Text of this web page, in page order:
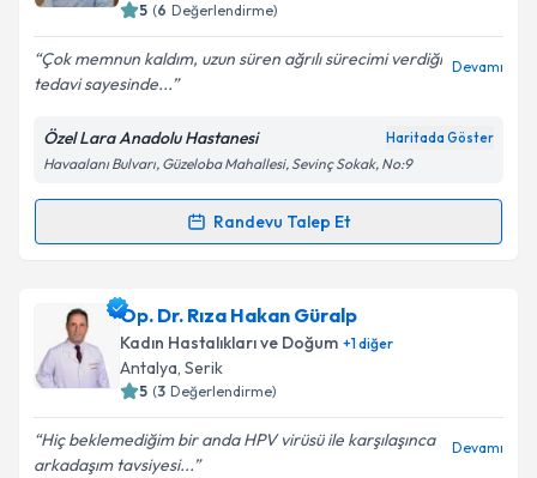
Kişisel verilerimin işlenmesine ilişkin
Aydınlatma
Metni'ni okudum ve kişisel verilerimin belirtilen
kapsamda işlenmesini kabul ediyorum.
5 (6 Değerlendirme)
Çok memnun kaldım, uzun süren ağrılı sürecimi verdiği
tedavi sayesinde...
Devamı
Özel Lara Anadolu Hastanesi Haritada Göster
Havaalanı Bulvarı, Güzeloba Mahallesi, Sevinç Sokak, No:9
Randevu Talep Et
Randevu Takvimi Talebi
Op. Dr. Özgür Kavaziçin randevu takvimi talebi
oluşturun. Size bu uzmandan randevu almanız için bir
takvim hazırlandığında e-posta ile bilgilendireceğiz.
Op. Dr. Rıza Hakan Güralp
Kadın Hastalıkları ve Doğum +1diğer
Antalya, Serik
5 (3 Değerlendirme)
Hiç beklemediğim bir anda HPV virüsü ile karşılaşınca
arkadaşım tavsiyesi...
Devamı